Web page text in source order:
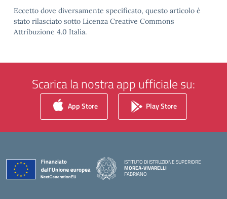
Eccetto dove diversamente specificato, questo articolo è
stato rilasciato sotto Licenza Creative Commons
Attribuzione 4.0 Italia.
Scarica la nostra app ufficiale su:
App Store Play Store
ISTITUTO DI ISTRUZIONE SUPERIORE
MOREA-VIVARELLI
FABRIANO